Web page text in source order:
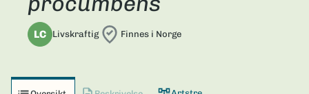
LC Livskraftig Finnes i Norge